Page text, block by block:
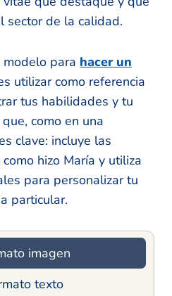
sector de la calidad.
para hacer un
utilizar como referencia
tus habilidades y tu
como en una
clave: incluye las
hizo María y utiliza
para personalizar tu
particular.
imagen
texto